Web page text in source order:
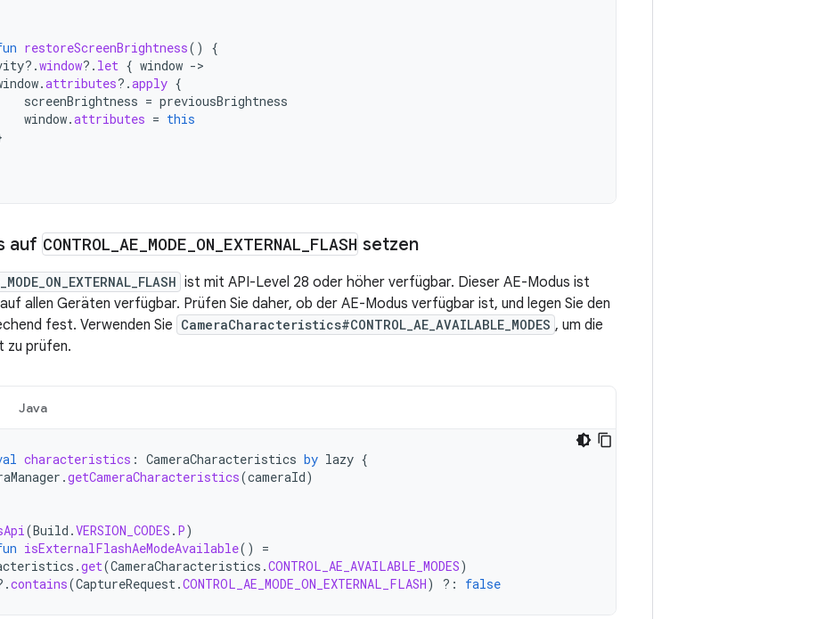
restoreScreenBrightness()
{
?.window?. let { window ->
.attributes?.apply {
screenBrightness = previousBrightness
window.attributes = this
auf CONTROL AE MODE ON EXTERNAL FLASH setzen
ist mit API-Level 28 oder höher verfügbar. Dieser AE-Modus ist
allen Geräten verfügbar. Prüfen Sie daher, ob der AE-Modus verfügbar ist, und legen Sie den
fest. Verwenden Sie CameraCharacteristics#CONTROL_AE_AVAILABLE_MODES , um die
zu prüfen.
Java
characteristics : CameraCharacteristics by lazy {
.getCameraCharacteristics(cameraId)
(Build .VERSION_CODES . P)
isExternalFlashAeModeAvailable()
=
.get(CameraCharacteristics .CONTROL_AE_AVAILABLE_MODES)
contains(CaptureRequest.CONTROL_AE_MODE_ON_EXTERNAL_FLASH) ?: false